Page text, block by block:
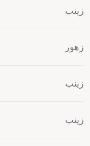
زينب
زهور
زينب
زينب